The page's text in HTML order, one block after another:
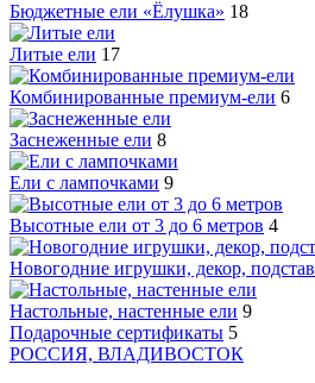
Бюджетные ели «Ёлушка» 18
Литые ели 17
Комбинированные премиум-ели 6
Заснеженные ели 8
Ели с лампочками 9
Высотные ели от 3 до 6 метров 4
Новогодние игрушки, декор,
Настольные, настенные ели 9
Подарочные сертификаты 5
РОССИЯ, ВЛАДИВОСТОК